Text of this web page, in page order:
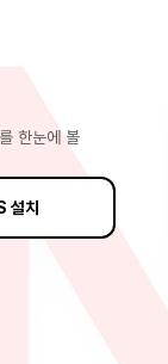
한눈에 볼
설치